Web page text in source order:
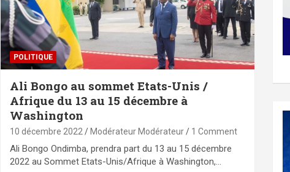
POLITIQUE
Ali Bongo au sommet Etats-Unis /
Afrique du 13 au 15 décembre à
Washington
10 décembre 2022 Modérateur Modérateur 1 Comment
Ali Bongo Ondimba, prendra part du 13 au 15 décembre
2022 au Sommet Etats-Unis/Afrique à Washington,…